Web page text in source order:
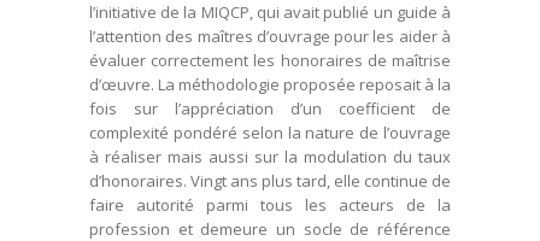
l’initiative de la MIQCP, qui avait publié un guide à
l’attention des maîtres d’ouvrage pour les aider à
évaluer correctement les honoraires de maîtrise
d’œuvre. La méthodologie proposée reposait à la
fois sur l’appréciation d’un coefficient de
complexité pondéré selon la nature de l’ouvrage
à réaliser mais aussi sur la modulation du taux
d’honoraires. Vingt ans plus tard, elle continue de
faire autorité parmi tous les acteurs de la
profession et demeure un socle de référence